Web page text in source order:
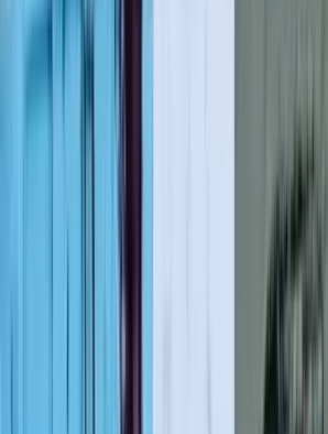
লাল ফিতা কেটে বাঁশের
উদ্বোধন!, উদ্বোধক